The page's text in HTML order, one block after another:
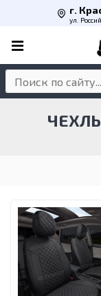
г.
ул.
ЧЕХЛЫ